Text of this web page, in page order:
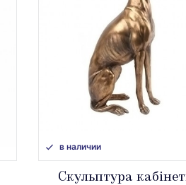
в наличии
Скульптура